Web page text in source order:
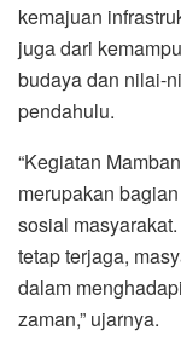
kemajuan
juga dari
budaya dan nilai-
pendahulu.
“Kegiatan
merupakan
sosial
tetap terjaga,
dalam
zaman,” ujarnya.